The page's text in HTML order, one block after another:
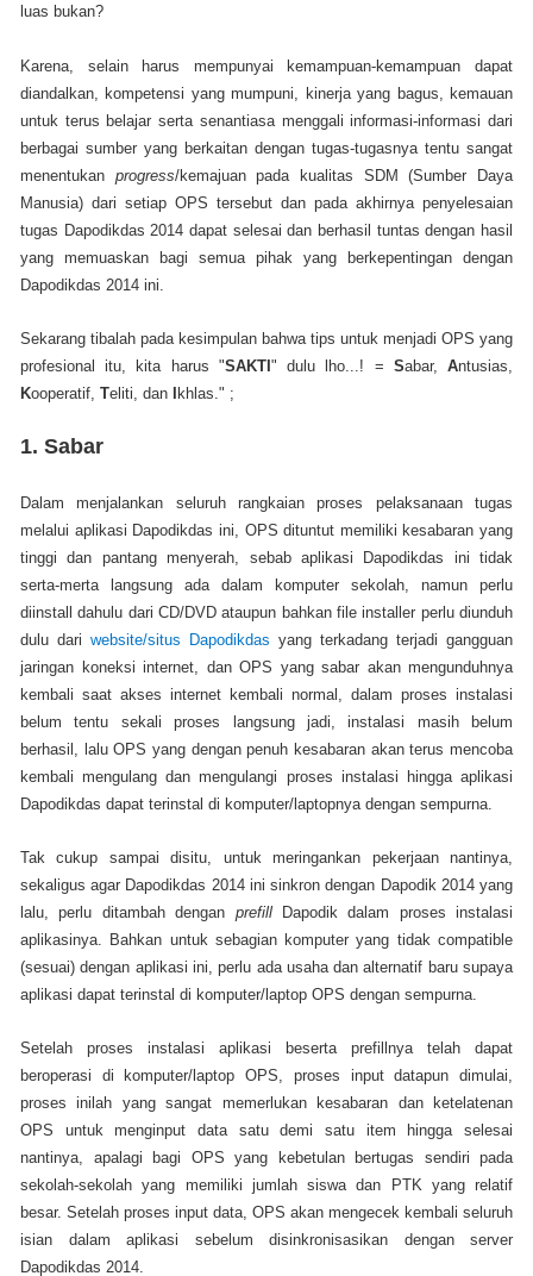
luas bukan?
Karena, selain harus mempunyai kemampuan-kemampuan dapat
diandalkan, kompetensi yang mumpuni, kinerja yang bagus, kemauan
untuk terus belajar serta senantiasa menggali informasi-informasi dari
berbagai sumber yang berkaitan dengan tugas-tugasnya tentu sangat
menentukan progress/kemajuan pada kualitas SDM (Sumber Daya
Manusia) dari setiap OPS tersebut dan pada akhirnya penyelesaian
tugas Dapodikdas 2014 dapat selesai dan berhasil tuntas dengan hasil
yang memuaskan bagi semua pihak yang berkepentingan dengan
Dapodikdas 2014 ini.
Sekarang tibalah pada kesimpulan bahwa tips untuk menjadi OPS yang
profesional itu, kita harus "SAKTI" dulu lho...! = Sabar,Antusias,
Kooperatif, Teliti, dan Ikhlas." ;
1. Sabar
Dalam menjalankan seluruh rangkaian proses pelaksanaan tugas
melalui aplikasi Dapodikdas ini, OPS dituntut memiliki kesabaran yang
tinggi dan pantang menyerah, sebab aplikasi Dapodikdas ini tidak
serta-merta langsung ada dalam komputer sekolah, namun perlu
diinstall dahulu dari CD/DVD ataupun bahkan file installer perlu diunduh
dulu dari website/situs Dapodikdas yang terkadang terjadi gangguan
jaringan koneksi internet, dan OPS yang sabar akan mengunduhnya
kembali saat akses internet kembali normal, dalam proses instalasi
belum tentu sekali proses langsung jadi, instalasi masih belum
berhasil, lalu OPS yang dengan penuh kesabaran akan terus mencoba
kembali mengulang dan mengulangi proses instalasi hingga aplikasi
Dapodikdas dapat terinstal di komputer/laptopnya dengan sempurna.
Tak cukup sampai disitu, untuk meringankan pekerjaan nantinya,
sekaligus agar Dapodikdas 2014 ini sinkron dengan Dapodik 2014 yang
lalu, perlu ditambah dengan prefillDapodik dalam proses instalasi
aplikasinya. Bahkan untuk sebagian komputer yang tidak compatible
(sesuai) dengan aplikasi ini, perlu ada usaha dan alternatif baru supaya
aplikasi dapat terinstal di komputer/laptop OPS dengan sempurna.
Setelah proses instalasi aplikasi beserta prefillnya telah dapat
beroperasi di komputer/laptop OPS, proses input datapun dimulai,
proses inilah yang sangat memerlukan kesabaran dan ketelatenan
OPS untuk menginput data satu demi satu item hingga selesai
nantinya, apalagi bagi OPS yang kebetulan bertugas sendiri pada
sekolah-sekolah yang memiliki jumlah siswa dan PTK yang relatif
besar. Setelah proses input data, OPS akan mengecek kembali seluruh
isian dalam aplikasi sebelum disinkronisasikan dengan server
Dapodikdas 2014.